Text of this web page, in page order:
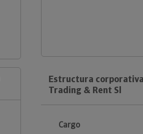
Estructura
Trading & Rent Sl
Cargo